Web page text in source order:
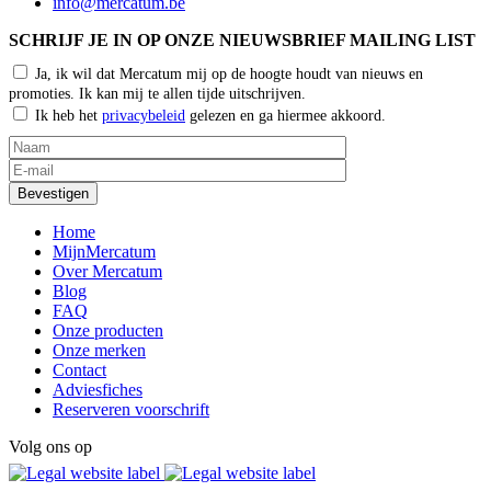
SCHRIJF JE IN OP ONZE NIEUWSBRIEF MAILING LIST
Ja, ik wil dat Mercatum mij op de hoogte houdt van nieuws en
promoties. Ik kan mij te allen tijde uitschrijven.
Ik heb het privacybeleid gelezen en ga hiermee akkoord.
Home
MijnMercatum
Over Mercatum
Blog
FAQ
Onze producten
Onze merken
Contact
Adviesfiches
Reserveren voorschrift
Volg ons op